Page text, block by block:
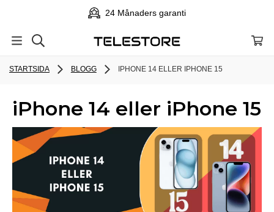
24 Månaders garanti
STARTSIDA BLOGG IPHONE 14 ELLER IPHONE 15
iPhone 14 eller iPhone 15